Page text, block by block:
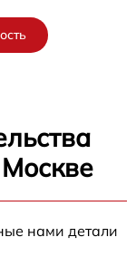
нами детали